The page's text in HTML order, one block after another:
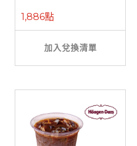
1,886點
加入兌換清單